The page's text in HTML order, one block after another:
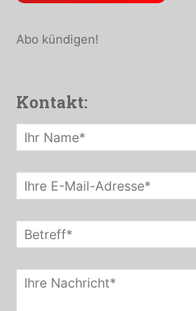
Abo kündigen!
Kontakt: